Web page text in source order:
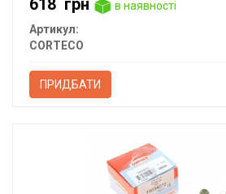
618 грн
в наявності
Артикул:
CORTECO
ПРИДБАТИ